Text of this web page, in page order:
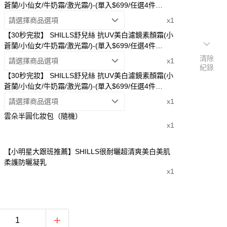
蒼蘭/小仙女/牛奶霜/激光霜/)-(單入$699/任選4件
$1980)
請選擇商品選項
x1
【30秒完妝】 SHILLS舒兒絲 抗UV美白濾鏡素顏霜(小
蒼蘭/小仙女/牛奶霜/激光霜/)-(單入$699/任選4件
$1980)
請選擇商品選項
x1
【30秒完妝】 SHILLS舒兒絲 抗UV美白濾鏡素顏霜(小
蒼蘭/小仙女/牛奶霜/激光霜/)-(單入$699/任選4件
$1980)
請選擇商品選項
x1
雲朵半圓化妝包（隨機）
x1
【小明星大跟班推薦】SHILLS很耐曬超清爽美白美肌
柔護防曬凝乳
x1
清除
紀錄